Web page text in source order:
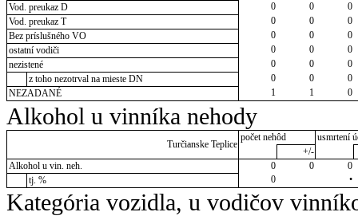
Vod. preukaz D
0 0
0
Vod. preukaz T
0 0
0
Bez príslušného VO
0 0
0
ostatní vodiči
0 0
0
nezistené
0 0
0
z toho nezotrval na mieste DN
0 0
0
NEZADANÉ
1 1 0
Alkohol u vinníka nehody
Turčianske Teplice
počet nehôd
usmrtení
+/-
Alkohol u vin. neh.
0 0
0
tj. %
0 •
Kategória vozidla, u vodičov